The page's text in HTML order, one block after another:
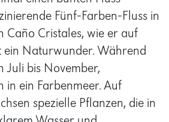
Caño Cristales, wie er auf
ein Naturwunder. Während
Juli bis November,
in ein Farbenmeer. Auf
spezielle Pflanzen, die in
Wasser und
in vielen Farben zum